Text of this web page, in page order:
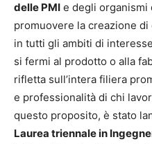
delle PMI e degli organismi
promuovere la creazione
in tutti gli ambiti di
si fermi al prodotto o alla
rifletta sull’intera filiera
e professionalità di chi
questo proposito, è stato
Laurea triennale in